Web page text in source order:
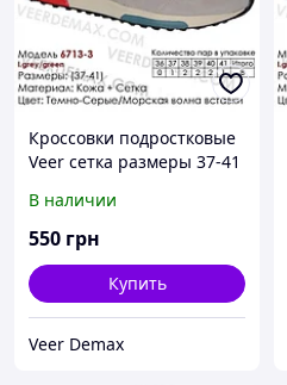
Кроссовки подростковые
Veer сетка размеры 37-41
В наличии
550 грн
Купить
Veer Demax